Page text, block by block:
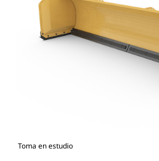
Toma en estudio